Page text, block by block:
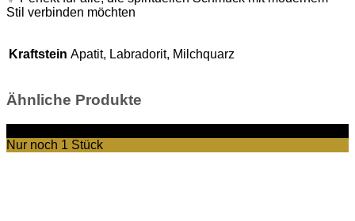
Stil verbinden möchten
Kraftstein Apatit, Labradorit, Milchquarz
Ähnliche Produkte
Nur noch 1 Stück